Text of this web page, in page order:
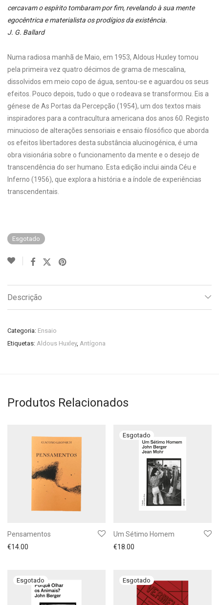
cercavam o espírito tombaram por fim, revelando à sua mente
egocêntrica e materialista os prodígios da existência.
J. G. Ballard
Numa radiosa manhã de Maio, em 1953, Aldous Huxley tomou
pela primeira vez quatro décimos de grama de mescalina,
dissolvidos em meio copo de água, sentou-se e aguardou os seus
efeitos. Pouco depois, tudo o que o rodeava se transformou. Eis a
génese de As Portas da Percepção (1954), um dos textos mais
inspiradores para a contracultura americana dos anos 60. Registo
minucioso de alterações sensoriais e ensaio filosófico que aborda
os efeitos libertadores desta substância alucinogénica, é uma
obra visionária sobre o funcionamento da mente e o desejo de
transcendência do ser humano. Esta edição inclui ainda Céu e
Inferno (1956), que explora a história e a índole de experiências
transcendentais.
Esgotado
Descrição
Categoria: Ensaio
Etiquetas: Aldous Huxley, Antígona
Produtos Relacionados
Pensamentos
€14.00
Um Sétimo Homem
€18.00